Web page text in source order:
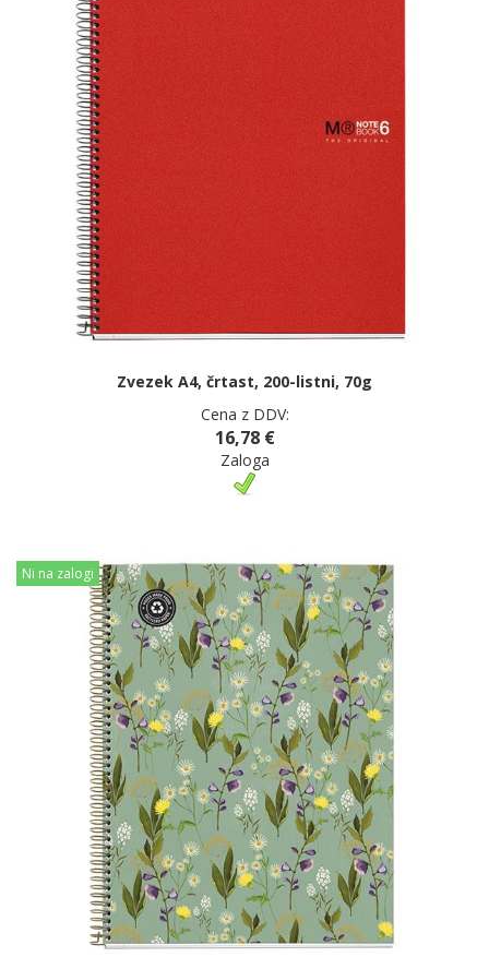
Zvezek A4, črtast, 200-listni, 70g
Cena z DDV:
16,78 €
Zaloga
Ni na zalogi